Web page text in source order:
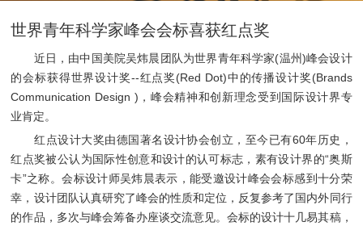
世界青年科学家峰会会标喜获红点奖
近日，由中国美院吴炜晨团队为世界青年科学家(温州)峰会设计
的会标获得世界设计奖--红点奖(Red Dot)中的传播设计奖(Brands
Communication Design )，峰会精神和创新理念受到国际设计界专
业肯定。
红点设计大奖由德国著名设计协会创立，至今已有60年历史，
红点奖被公认为国际性创意和设计的认可标志，素有设计界的“奥斯
卡”之称。会标设计师吴炜晨表示，能受邀设计峰会会标感到十分荣
幸，设计团队认真研究了峰会的性质和定位，反复参考了国内外同行
的作品，多次与峰会筹备办座谈交流意见。会标的设计十几易其稿，